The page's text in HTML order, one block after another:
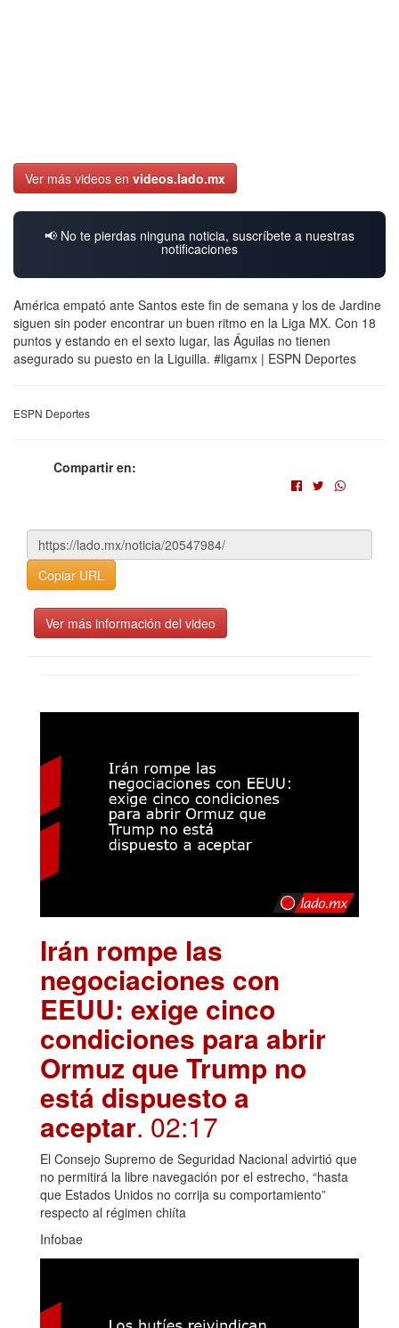
Ver más videos en videos.lado.mx
📢 No te pierdas ninguna noticia, suscríbete a nuestras
notificaciones
América empató ante Santos este fin de semana y los de Jardine
siguen sin poder encontrar un buen ritmo en la Liga MX. Con 18
puntos y estando en el sexto lugar, las Águilas no tienen
asegurado su puesto en la Liguilla. #ligamx | ESPN Deportes
ESPN Deportes
Compartir en:
Copiar URL
Ver más información del video
Irán rompe las
negociaciones con
EEUU: exige cinco
condiciones para abrir
Ormuz que Trump no
está dispuesto a
aceptar. 02:17
El Consejo Supremo de Seguridad Nacional advirtió que
no permitirá la libre navegación por el estrecho, “hasta
que Estados Unidos no corrija su comportamiento”
respecto al régimen chiíta
Infobae